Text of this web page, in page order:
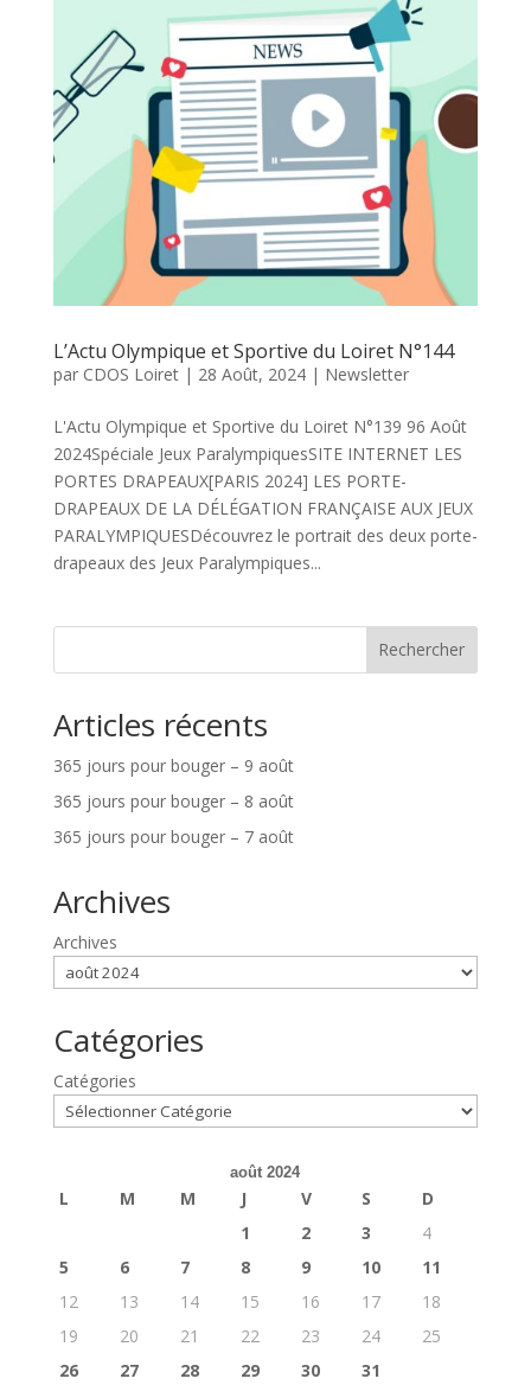
L’Actu Olympique et Sportive du Loiret N°144
par CDOS Loiret| 28 Août, 2024| Newsletter
L'Actu Olympique et Sportive du Loiret N°139 96 Août
2024Spéciale Jeux ParalympiquesSITE INTERNET LES
PORTES DRAPEAUX[PARIS 2024] LES PORTE-
DRAPEAUX DE LA DÉLÉGATION FRANÇAISE AUX JEUX
PARALYMPIQUESDécouvrez le portrait des deux porte-
drapeaux des Jeux Paralympiques...
Rechercher
Articles récents
365 jours pour bouger – 9 août
365 jours pour bouger – 8 août
365 jours pour bouger – 7 août
Archives
Archives
Catégories
Catégories
août 2024
L M M J V S
D
1
2 3
4
5
6 7 8 9 10
11
12
13 14 15 16 17
18
19
20 21 22 23 24
25
26
27 28 29 30 31